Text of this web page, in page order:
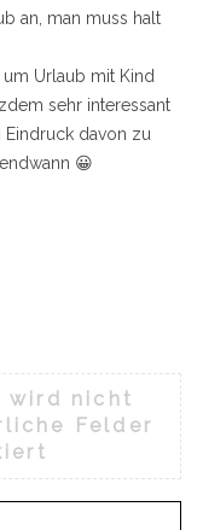
an, man muss halt
Urlaub mit Kind
sehr interessant
davon zu
😀
wird nicht
Felder